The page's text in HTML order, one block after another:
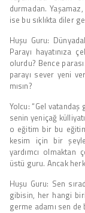
durmadan.
ise bu sıklıkta diler
Huşu Guru:
Parayı hayatınıza
olurdu? Bence
parayı sever yeni
mısın?
Yolcu: “Gel
senin yeniçağ
o eğitim bir bu
kesim için bir
yardımcı olmaktan
üstü guru. Ancak
Huşu Guru: Sen
gibisin, her hangi
germe adamı sen